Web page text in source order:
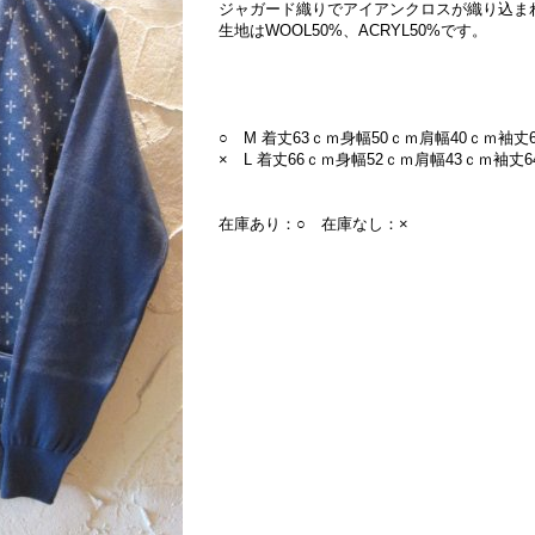
ジャガード織りでアイアンクロスが織り込ま
生地はWOOL50%、ACRYL50%です。
○ M 着丈63ｃｍ身幅50ｃｍ肩幅40ｃｍ袖丈
× L 着丈66ｃｍ身幅52ｃｍ肩幅43ｃｍ袖丈
在庫あり：○ 在庫なし：×